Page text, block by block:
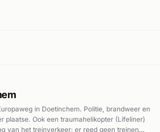
in Doetinchem. Politie, brandweer en
plaatse. Ook een traumahelikopter (Lifeliner)
van het treinverkeer: er reed geen treinen